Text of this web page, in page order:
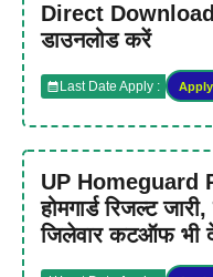
Direct
डाउनलोड करें
Last Date Apply :
UP Homeguard
होमगार्ड रिजल्ट
जिलेवार कटऑफ भी